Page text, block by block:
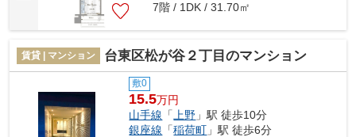
7階 / 1DK / 31.70㎡
賃貸 | マンション 台東区松が谷２丁目のマンション
敷0
15.5万円
山手線 「 上野 」駅 徒歩10分
銀座線 「稲荷町 」駅 徒歩6分